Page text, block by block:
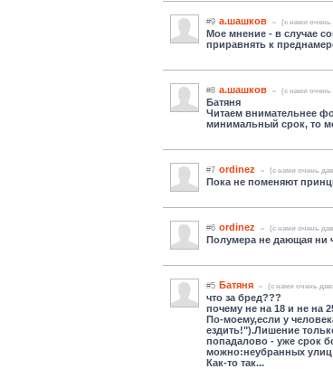
#9 а.шашков (c нами очень
Мое мнение - в случае
приравнять к
#8 а.шашков (c нами очень
Батяня
Читаем внимательнее
минимальный срок, то
#7 ordinez (c нами очень
Пока не поменяют
#6 ordinez (c нами очень
Полумера не дающая ни
#5 Батяня (c нами очень
что за бред???
почему не на 18 и не на
По-моему,если у
ездить!").Лишение
попадалово - уже срок
можно:неубранных
Как-то так...